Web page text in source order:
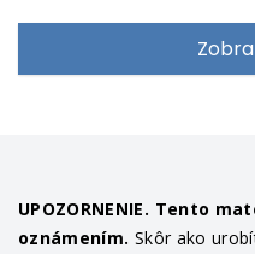
UPOZORNENIE. Tento
oznámením. Skôr ako